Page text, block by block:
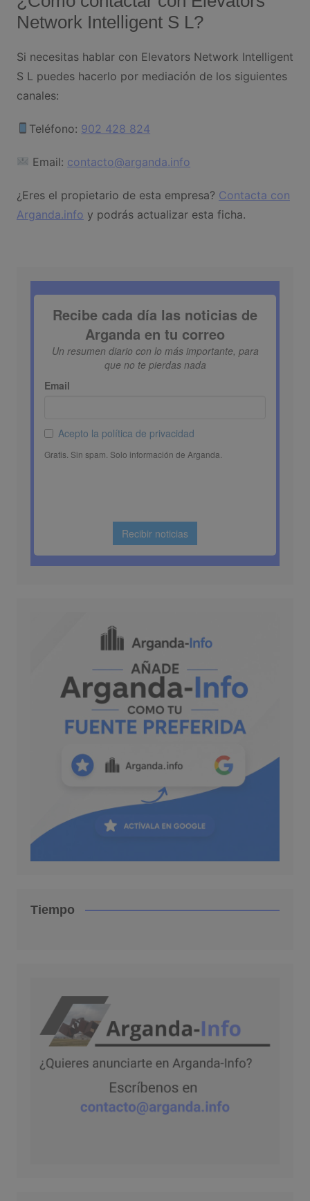
Network Intelligent S L?
Si necesitas hablar con Elevators Network Intelligent
S L puedes hacerlo por mediación de los siguientes
canales:
Teléfono: 902 428 824
Email: contacto@arganda.info
¿Eres el propietario de esta empresa? Contacta con
Arganda.info y podrás actualizar esta ficha.
Tiempo